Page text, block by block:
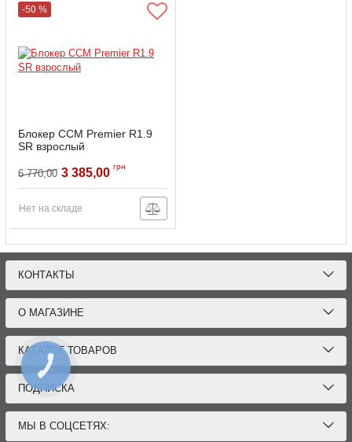
-50 %
Блокер CCM Premier R1.9
SR взрослый
6 770,00 3 385,00 грн
Нет на складе
КОНТАКТЫ
О МАГАЗИНЕ
КАТАЛОГ ТОВАРОВ
ПОДПИСКА
МЫ В СОЦСЕТЯХ:
КНОПКА
ЗВ'ЯЗКУ